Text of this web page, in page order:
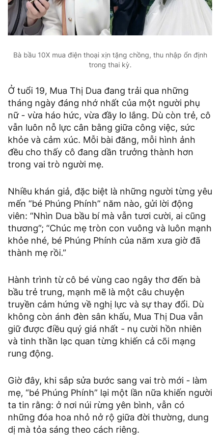
Bà bầu 10X mua điện thoại xịn tặng chồng, thu nhập ổn định
trong thai kỳ.
Ở tuổi 19, Mua Thị Dua đang trải qua những
tháng ngày đáng nhớ nhất của một người phụ
nữ - vừa háo hức, vừa đầy lo lắng. Dù còn trẻ, cô
vẫn luôn nỗ lực cân bằng giữa công việc, sức
khỏe và cảm xúc. Mỗi bài đăng, mỗi hình ảnh
đều cho thấy cô đang dần trưởng thành hơn
trong vai trò người mẹ.
Nhiều khán giả, đặc biệt là những người từng yêu
mến “bé Phúng Phính” năm nào, gửi lời động
viên: “Nhìn Dua bầu bí mà vẫn tươi cười, ai cũng
thương”; “Chúc mẹ tròn con vuông và luôn mạnh
khỏe nhé, bé Phúng Phính của năm xưa giờ đã
thành mẹ rồi.”
Hành trình từ cô bé vùng cao ngây thơ đến bà
bầu trẻ trung, mạnh mẽ là một câu chuyện
truyền cảm hứng về nghị lực và sự thay đổi. Dù
không còn ánh đèn sân khấu, Mua Thị Dua vẫn
giữ được điều quý giá nhất - nụ cười hồn nhiên
và tinh thần lạc quan từng khiến cả cõi mạng
rung động.
Giờ đây, khi sắp sửa bước sang vai trò mới - làm
mẹ, “bé Phúng Phính” lại một lần nữa khiến người
ta tin rằng: ở nơi núi rừng yên bình, vẫn có
những đóa hoa nhỏ nở rộ giữa đời thường, dung
dị mà tỏa sáng theo cách riêng.